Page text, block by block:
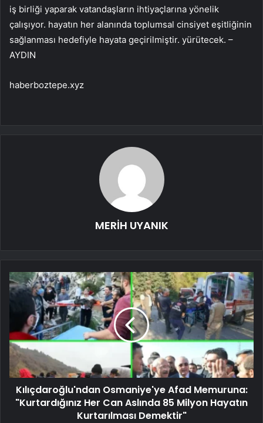
iş birliği yaparak vatandaşların ihtiyaçlarına yönelik
çalışıyor. hayatın her alanında toplumsal cinsiyet eşitliğinin
sağlanması hedefiyle hayata geçirilmiştir. yürütecek. –
AYDIN
haberboztepe.xyz
MERİH UYANIK
Kılıçdaroğlu'ndan Osmaniye'ye Afad Memuruna:
"Kurtardığınız Her Can Aslında 85 Milyon Hayatın
Kurtarılması Demektir"